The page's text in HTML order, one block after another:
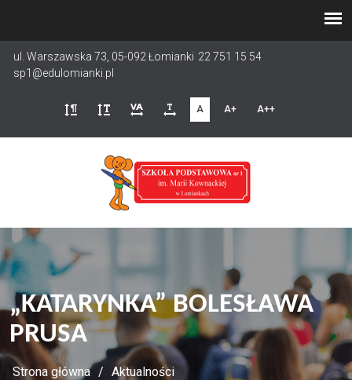
treści
ul. Warszawska 73, 05-092 Łomianki 22 751 15 54
sp1@edulomianki.pl
A A+ A++
„KATARYNKA” BOLESŁAWA
PRUSA
Strona główna
Aktualności